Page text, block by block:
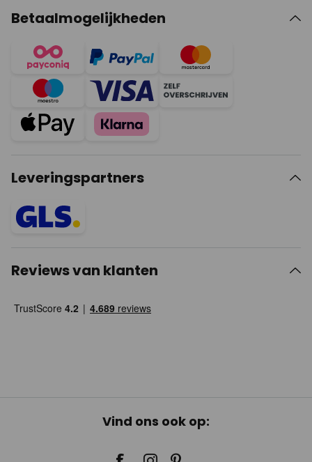
Betaalmogelijkheden
Leveringspartners
Reviews van klanten
Vind ons ook op: